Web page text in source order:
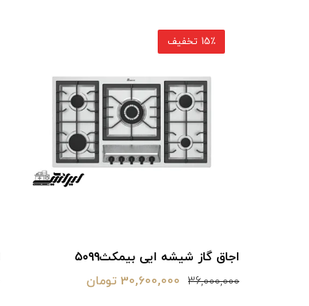
اجاق گاز شیشه ایی بیمکث۵۰۹۹
36,000,000 30,600,000 تومان
15٪ تخفیف